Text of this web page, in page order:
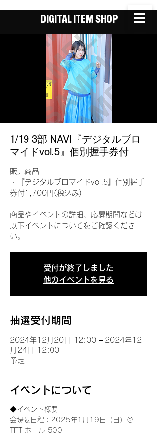
DIGITAL ITEM SHOP
1/19 3部 NAVI『デジタルブロ
マイドvol.5』個別握手券付
販売商品
・『デジタルブロマイドvol.5』個別握手
券付1,700円(税込み)
商品やイベントの詳細、応募期間などは
以下イベントについてをご確認くださ
い。
受付が終了しました
他のイベントを見る
抽選受付期間
2024年12月20日 12:00 – 2024年12
月24日 12:00
予定
イベントについて
◆イベント概要
会場＆日程：2025年1月19日（日）＠
TFT ホール 500